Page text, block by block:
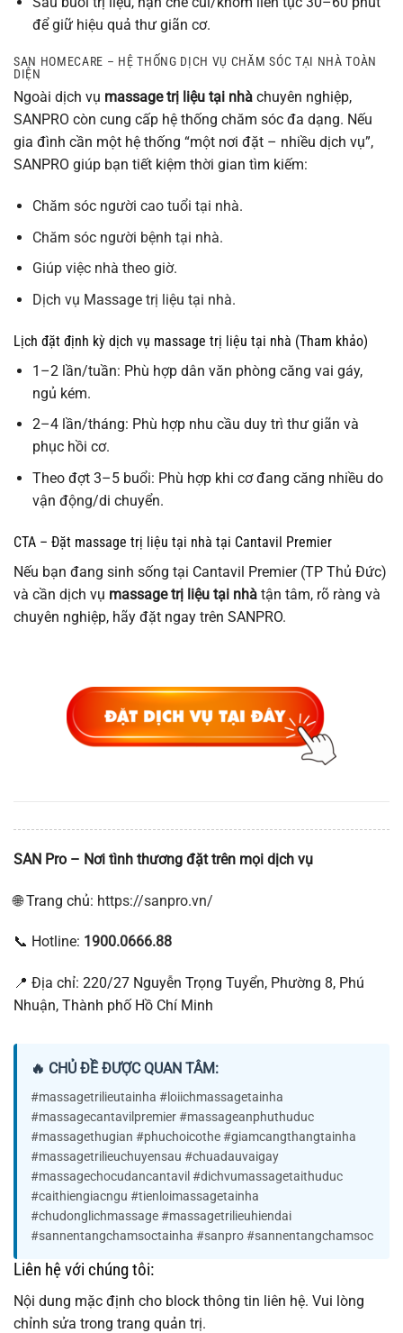
để giữ hiệu quả thư giãn cơ.
SAN HOMECARE – HỆ THỐNG DỊCH VỤ CHĂM SÓC TẠI NHÀ TOÀN
DIỆN
Ngoài dịch vụ massage trị liệu tại nhà chuyên nghiệp,
SANPRO còn cung cấp hệ thống chăm sóc đa dạng. Nếu
gia đình cần một hệ thống “một nơi đặt – nhiều dịch vụ”,
SANPRO giúp bạn tiết kiệm thời gian tìm kiếm:
Chăm sóc người cao tuổi tại nhà.
Chăm sóc người bệnh tại nhà.
Giúp việc nhà theo giờ.
Dịch vụ Massage trị liệu tại nhà.
Lịch đặt định kỳ dịch vụ massage trị liệu tại nhà (Tham khảo)
1–2 lần/tuần: Phù hợp dân văn phòng căng vai gáy,
ngủ kém.
2–4 lần/tháng: Phù hợp nhu cầu duy trì thư giãn và
phục hồi cơ.
Theo đợt 3–5 buổi: Phù hợp khi cơ đang căng nhiều do
vận động/di chuyển.
CTA – Đặt massage trị liệu tại nhà tại Cantavil Premier
Nếu bạn đang sinh sống tại Cantavil Premier (TP Thủ Đức)
và cần dịch vụ massage trị liệu tại nhà tận tâm, rõ ràng và
chuyên nghiệp, hãy đặt ngay trên SANPRO.
SAN Pro – Nơi tình thương đặt trên mọi dịch vụ
🌐 Trang chủ: https://sanpro.vn/
📞 Hotline: 1900.0666.88
📍 Địa chỉ: 220/27 Nguyễn Trọng Tuyển, Phường 8, Phú
Nhuận, Thành phố Hồ Chí Minh
🔥 CHỦ ĐỀ ĐƯỢC QUAN TÂM:
#massagetrilieutainha #loiichmassagetainha
#massagecantavilpremier #massageanphuthuduc
#massagethugian #phuchoicothe #giamcangthangtainha
#massagetrilieuchuyensau #chuadauvaigay
#massagechocudancantavil #dichvumassagetaithuduc
#caithiengiacngu #tienloimassagetainha
#chudonglichmassage #massagetrilieuhiendai
#sannentangchamsoctainha #sanpro #sannentangchamsoc
Liên hệ với chúng tôi:
Nội dung mặc định cho block thông tin liên hệ. Vui lòng
chỉnh sửa trong trang quản trị.